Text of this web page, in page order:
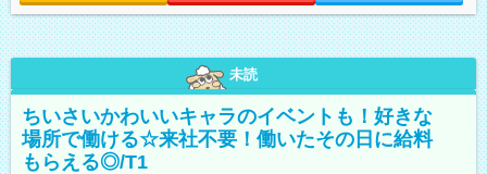
未読
ちいさいかわいいキャラのイベントも！好きな
場所で働ける☆来社不要！働いたその日に給料
もらえる◎/T1